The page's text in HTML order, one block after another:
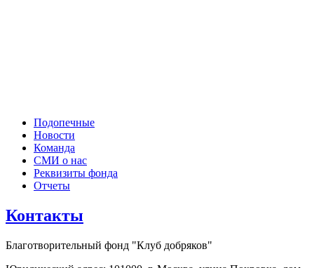
Подопечные
Новости
Команда
СМИ о нас
Реквизиты фонда
Отчеты
Контакты
Благотворительный фонд "Клуб добряков"